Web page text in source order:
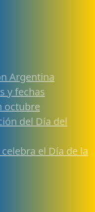
Argentina
y fechas
octubre
del Día del
el Día de la